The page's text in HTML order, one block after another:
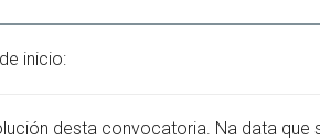
inicio:
desta convocatoria. Na data que